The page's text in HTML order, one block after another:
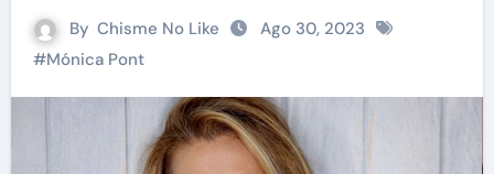
By Chisme No Like
Ago 30, 2023
#Mónica Pont